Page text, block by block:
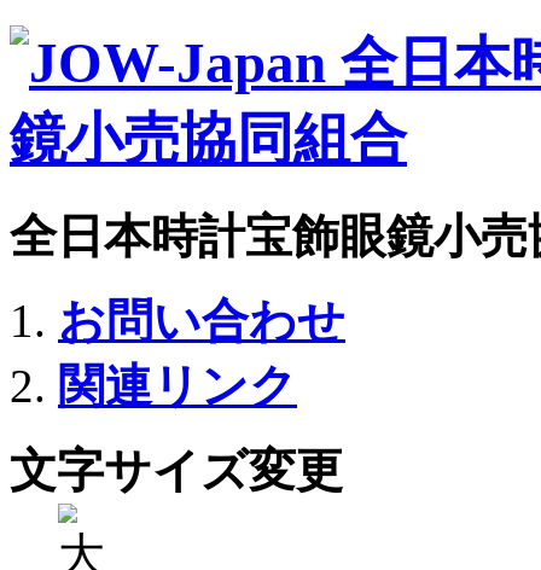
全日本時計宝飾眼鏡小
お問い合わせ
関連リンク
文字サイズ変更